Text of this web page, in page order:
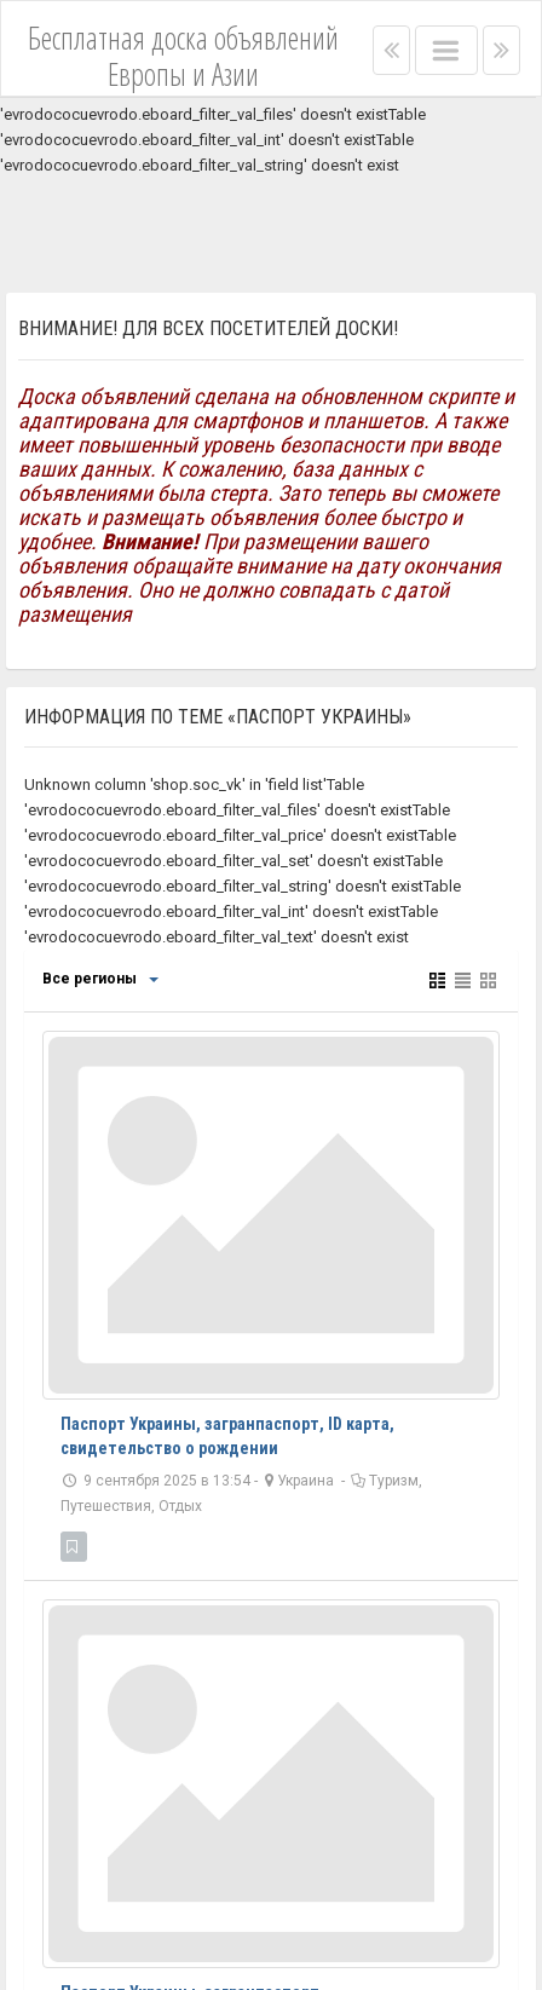
'evrodococuevrodo.eboard_filter_val_price' doesn't existTable
'evrodococuevrodo.eboard_filter_val_price' doesn't existTable
'evrodococuevrodo.eboard_filter_val_set' doesn't existTable
'evrodococuevrodo.eboard_filter_val_files' doesn't existTable
'evrodococuevrodo.eboard_filter_val_int' doesn't existTable
'evrodococuevrodo.eboard_filter_val_string' doesn't exist
Бесплатная доска объявлений
Европы и Азии
Left
bar
Main
menu
Right
menu
bar
ВНИМАНИЕ! ДЛЯ ВСЕХ ПОСЕТИТЕЛЕЙ ДОСКИ!
Доска объявлений сделана на обновленном скрипте и
адаптирована для смартфонов и планшетов. А также
имеет повышенный уровень безопасности при вводе
ваших данных. К сожалению, база данных с
объявлениями была стерта. Зато теперь вы сможете
искать и размещать объявления более быстро и
удобнее. Внимание!При размещении вашего
объявления обращайте внимание на дату окончания
объявления. Оно не должно совпадать с датой
размещения
ИНФОРМАЦИЯ ПО ТЕМЕ «ПАСПОРТ УКРАИНЫ»
Unknown column 'shop.soc_vk' in 'field list'Table
'evrodococuevrodo.eboard_filter_val_files' doesn't existTable
'evrodococuevrodo.eboard_filter_val_price' doesn't existTable
'evrodococuevrodo.eboard_filter_val_set' doesn't existTable
'evrodococuevrodo.eboard_filter_val_string' doesn't existTable
'evrodococuevrodo.eboard_filter_val_int' doesn't existTable
'evrodococuevrodo.eboard_filter_val_text' doesn't exist
Все регионы
Паспорт Украины, загранпаспорт, ID карта,
свидетельство о рождении
9 сентября 2025 в 13:54 - Украина -
Туризм,
Путешествия, Отдых